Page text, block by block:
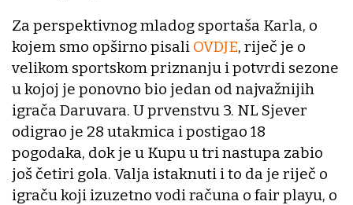
Za perspektivnog mladog sportaša Karla, o
kojem smo opširno pisali OVDJE, riječ je o
velikom sportskom priznanju i potvrdi sezone
u kojoj je ponovno bio jedan od najvažnijih
igrača Daruvara. U prvenstvu 3. NL Sjever
odigrao je 28 utakmica i postigao 18
pogodaka, dok je u Kupu u tri nastupa zabio
još četiri gola. Valja istaknuti i to da je riječ o
igraču koji izuzetno vodi računa o fair playu, o